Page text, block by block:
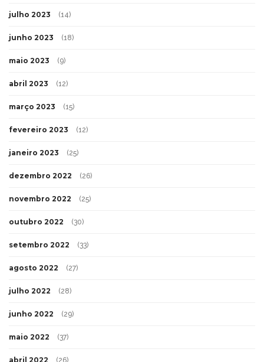
julho 2023 (14)
junho 2023 (18)
maio 2023 (9)
abril 2023 (12)
março 2023 (15)
fevereiro 2023 (12)
janeiro 2023 (25)
dezembro 2022 (26)
novembro 2022 (25)
outubro 2022 (30)
setembro 2022 (33)
agosto 2022 (27)
julho 2022 (28)
junho 2022 (29)
maio 2022 (37)
abril 2022 (26)